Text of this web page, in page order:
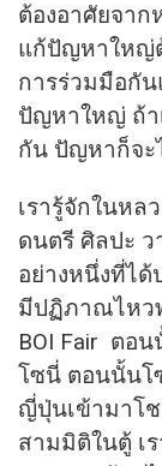
ต้องอาศัยจา
แก้ปัญหาใหญ่
การร่วมมือกั
ปัญหาใหญ่ ถ้า
กัน ปัญหาก็จะ
เรารู้จักในหล
ดนตรี ศิลปะ ว
อย่างหนึ่งที่ไ
มีปฏิภาณไหว
BOI Fair ตอ
โซนี่ ตอนนั้นโ
ญี่ปุ่นเข้ามาโ
สามมิติในตู้ เ